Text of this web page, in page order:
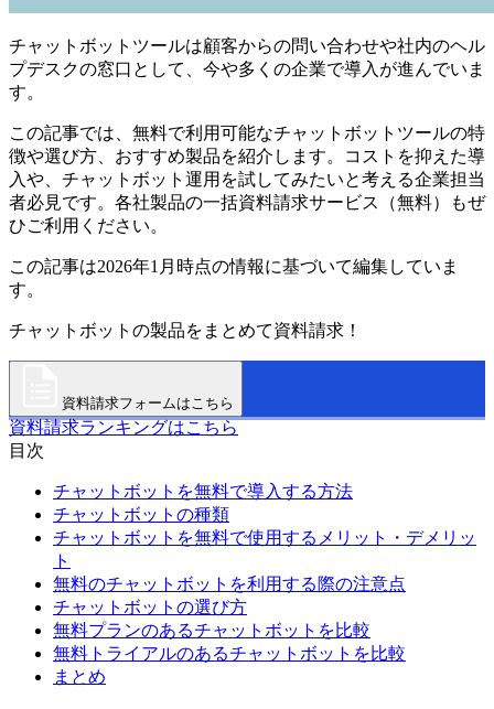
チャットボットツールは顧客からの問い合わせや社内のヘル
プデスクの窓口として、今や多くの企業で導入が進んでいま
す。
この記事では、無料で利用可能なチャットボットツールの特
徴や選び方、おすすめ製品を紹介します。コストを抑えた導
入や、チャットボット運用を試してみたいと考える企業担当
者必見です。各社製品の一括資料請求サービス（無料）もぜ
ひご利用ください。
この記事は2026年1月時点の情報に基づいて編集していま
す。
チャットボットの製品をまとめて資料請求！
資料請求フォームはこちら
資料請求ランキングはこちら
目次
チャットボットを無料で導入する方法
チャットボットの種類
チャットボットを無料で使用するメリット・デメリッ
ト
無料のチャットボットを利用する際の注意点
チャットボットの選び方
無料プランのあるチャットボットを比較
無料トライアルのあるチャットボットを比較
まとめ